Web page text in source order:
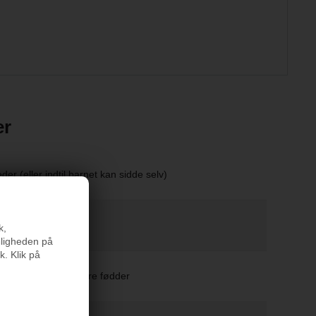
på
Klik på
(eller indtil barnet kan sidde selv)
skridsikre fødder